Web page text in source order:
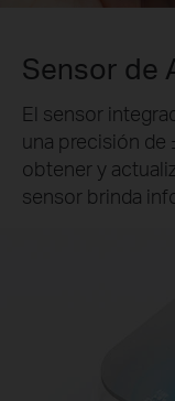
Sensor de
El sensor
una precisión de
obtener y
sensor brinda